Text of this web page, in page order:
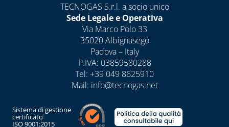
VALVOLE
RITEGNO, FONDO
E SICUREZZA
CAPITOLO 07
CASSETTE E
SPORTELLI PER
CONTATORI
ACQUA E
TECNOGAS S.r.l. a socio unico
Sede Legale e Operativa
Via Marco Polo 33
35020 Albignasego
Padova – Italy
P.IVA: 03859580288
Tel: +39 049 8625910
Mail: info@tecnogas.net
Sistema di gestione
certificato
ISO 9001:2015